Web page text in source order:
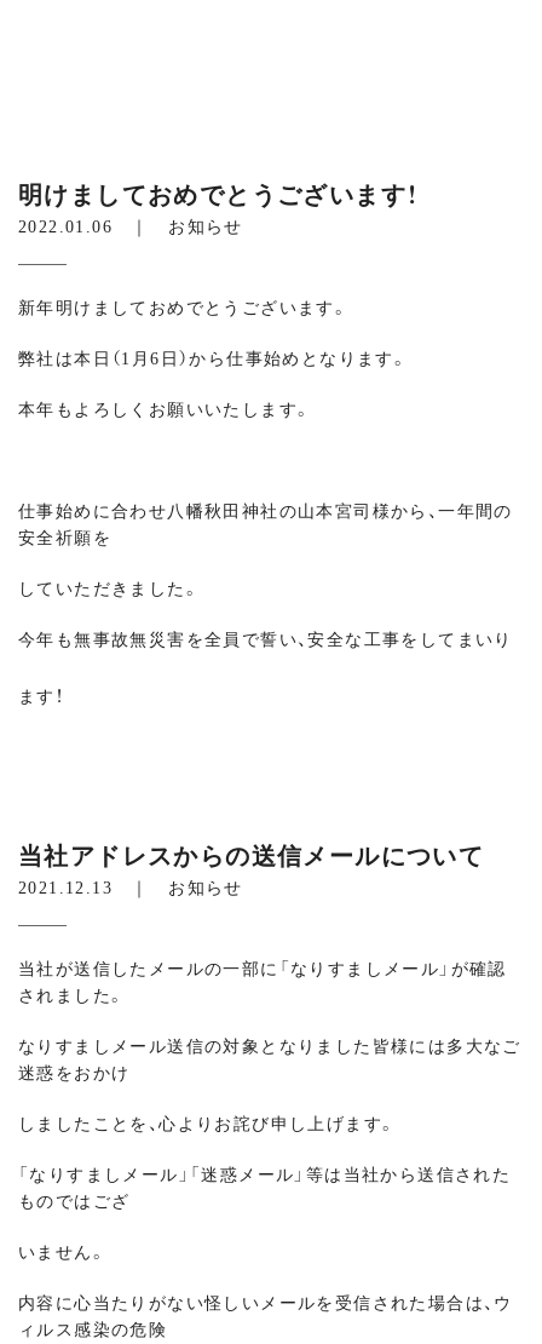
明けましておめでとうございます！
2022.01.06 ｜ お知らせ
新年明けましておめでとうございます。
弊社は本日（1月6日）から仕事始めとなります。
本年もよろしくお願いいたします。
仕事始めに合わせ八幡秋田神社の山本宮司様から、一年間の
安全祈願を
していただきました。
今年も無事故無災害を全員で誓い、安全な工事をしてまいり
ます！
当社アドレスからの送信メールについて
2021.12.13 ｜ お知らせ
当社が送信したメールの一部に「なりすましメール」が確認
されました。
なりすましメール送信の対象となりました皆様には多大なご
迷惑をおかけ
しましたことを、心よりお詫び申し上げます。
「なりすましメール」「迷惑メール」等は当社から送信された
ものではござ
いません。
内容に心当たりがない怪しいメールを受信された場合は、ウ
ィルス感染の危険